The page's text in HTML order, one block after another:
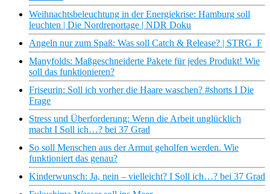
Weihnachtsbeleuchtung in der Energiekrise: Hamburg soll
leuchten | Die Nordreportage | NDR Doku
Angeln nur zum Spaß: Was soll Catch & Release? | STRG_F
Manyfolds: Maßgeschneiderte Pakete für jedes Produkt! Wie
soll das funktionieren?
Friseurin: Soll ich vorher die Haare waschen? #shorts I Die
Frage
Stress und Überforderung: Wenn die Arbeit unglücklich
macht I Soll ich…? bei 37 Grad
So soll Menschen aus der Armut geholfen werden. Wie
funktioniert das genau?
Kinderwunsch: Ja, nein – vielleicht? I Soll ich…? bei 37 Grad